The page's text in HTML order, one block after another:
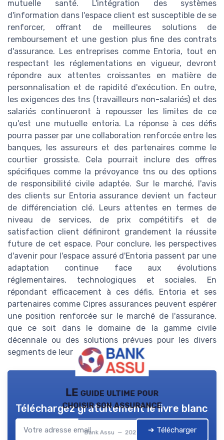
mutuelle santé. L'intégration des systèmes
d'information dans l'espace client est susceptible de se
renforcer, offrant de meilleures solutions de
remboursement et une gestion plus fine des contrats
d'assurance. Les entreprises comme Entoria, tout en
respectant les réglementations en vigueur, devront
répondre aux attentes croissantes en matière de
personnalisation et de rapidité d'exécution. En outre,
les exigences des tns (travailleurs non-salariés) et des
salariés continueront à repousser les limites de ce
qu'est une mutuelle entoria. La réponse à ces défis
pourra passer par une collaboration renforcée entre les
banques, les assureurs et des partenaires comme le
courtier grossiste. Cela pourrait inclure des offres
spécifiques comme la prévoyance tns ou des options
de responsibilité civile adaptée. Sur le marché, l'avis
des clients sur Entoria assurance devient un facteur
de différenciation clé. Leurs attentes en termes de
niveau de services, de prix compétitifs et de
satisfaction client définiront grandement la réussite
future de cet espace. Pour conclure, les perspectives
d'avenir pour l'espace assuré d'Entoria passent par une
adaptation continue face aux évolutions
réglementaires, technologiques et sociales. En
répondant efficacement à ces défis, Entoria et ses
partenaires comme Cipres assurances peuvent espérer
une position renforcée sur le marché de l'assurance,
que ce soit dans le domaine de la gamme civile
décennale ou des solutions prévues pour les divers
segments de leur clientèle.
LE guide ultime pour
choisir son assurance
Bank Assu — 2026
Téléchargez gratuitement le livre blanc
➔ Télécharger